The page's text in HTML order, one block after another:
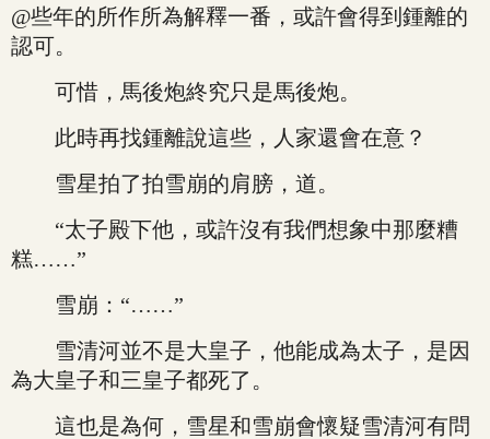
@些年的所作所為解釋一番，或許會得到鍾離的
認可。
可惜，馬後炮終究只是馬後炮。
此時再找鍾離說這些，人家還會在意？
雪星拍了拍雪崩的肩膀，道。
“太子殿下他，或許沒有我們想象中那麼糟
糕……”
雪崩：“……”
雪清河並不是大皇子，他能成為太子，是因
為大皇子和三皇子都死了。
這也是為何，雪星和雪崩會懷疑雪清河有問